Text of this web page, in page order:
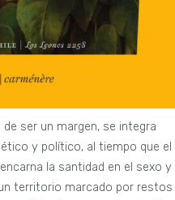
ser un margen, se integra
y político, al tiempo que el
la santidad en el sexo y
territorio marcado por